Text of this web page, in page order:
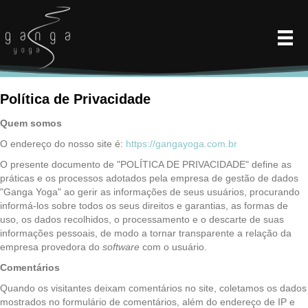
Política de Privacidade
Quem somos
O endereço do nosso site é: https://gangayoga.com.br
O presente documento de "POLÍTICA DE PRIVACIDADE" define as
práticas e os processos adotados pela empresa de gestão de dados
"Ganga Yoga" ao gerir as informações de seus usuários, procurando
informá-los sobre todos os seus direitos e garantias, as formas de
uso, os dados recolhidos, o processamento e o descarte de suas
informações pessoais, de modo a tornar transparente a relação da
empresa provedora do software com o usuário.
Comentários
Quando os visitantes deixam comentários no site, coletamos os dados
mostrados no formulário de comentários, além do endereço de IP e